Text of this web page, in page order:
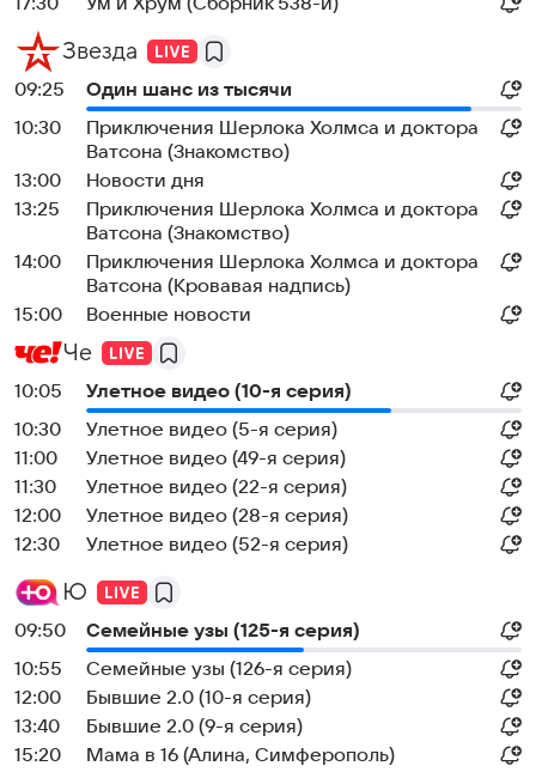
Звезда
09:25
Один шанс из тысячи
10:30
Приключения Шерлока Холмса и доктора
Ватсона (Знакомство)
13:00
Новости дня
13:25
Приключения Шерлока Холмса и доктора
Ватсона (Знакомство)
14:00
Приключения Шерлока Холмса и доктора
Ватсона (Кровавая надпись)
15:00
Военные новости
Че
10:05
Улетное видео (10-я серия)
10:30
Улетное видео (5-я серия)
11:00
Улетное видео (49-я серия)
11:30
Улетное видео (22-я серия)
12:00
Улетное видео (28-я серия)
12:30
Улетное видео (52-я серия)
Ю
09:50
Семейные узы (125-я серия)
10:55
Семейные узы (126-я серия)
12:00
Бывшие 2.0 (10-я серия)
13:40
Бывшие 2.0 (9-я серия)
15:20
Мама в 16 (Алина, Симферополь)